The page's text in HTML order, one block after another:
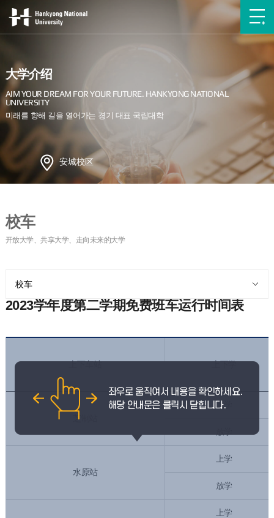
大学介绍
安城校区
校车
校车
2023学年度第二学期免费班车运行时间表
上下车站 上下学
芝制站
上学
水原站
上学
放学
上学